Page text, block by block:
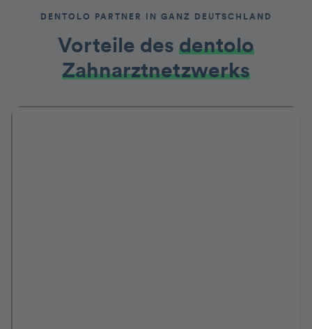
DENTOLO PARTNER IN GANZ DEUTSCHLAND
Vorteile des dentolo
Zahnarztnetzwerks